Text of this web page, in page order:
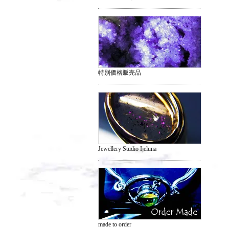
特別価格販売品
Jewellery Studio Ijeluna
made to order